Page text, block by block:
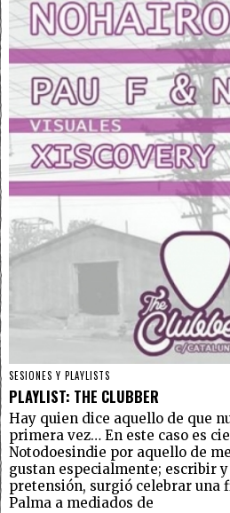
SESIONES Y PLAYLISTS
PLAYLIST: THE CLUBBER
Hay quien dice aquello de que
primera vez… En este caso es
Notodoesindie por aquello de
gustan especialmente; escribir
pretensión, surgió celebrar una
Palma a mediados de